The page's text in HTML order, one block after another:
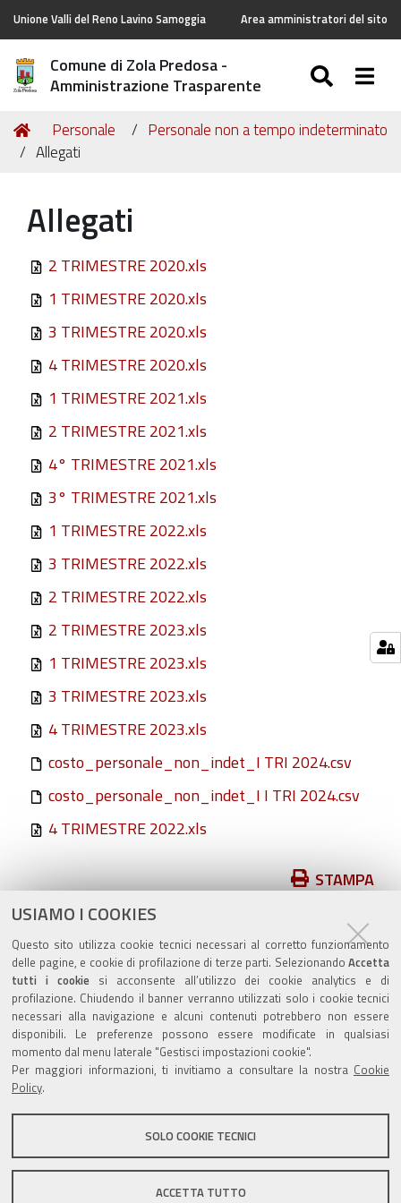
USIAMO I COOKIES
Questo sito utilizza cookie tecnici necessari al corretto funzionamento
delle pagine, e cookie di profilazione di terze parti. Selezionando Accetta
tutti i cookiesi acconsente all’utilizzo dei cookie analytics e di
profilazione. Chiudendo il banner verranno utilizzati solo i cookie tecnici
necessari alla navigazione e alcuni contenuti potrebbero non essere
disponibili. Le preferenze possono essere modificate in qualsiasi
momento dal menu laterale "Gestisci impostazioni cookie".
Per maggiori informazioni, ti invitiamo a consultare la nostra Cookie
Policy.
SOLO COOKIE TECNICI
ACCETTA TUTTO
Unione Valli del Reno Lavino Samoggia Area amministratori del sito
Comune di Zola Predosa -
Amministrazione Trasparente
Tu
sei
Home
Personale
Personale non a tempo indeterminato
Allegati
Allegati
2 TRIMESTRE 2020.xls
1 TRIMESTRE 2020.xls
3 TRIMESTRE 2020.xls
4 TRIMESTRE 2020.xls
1 TRIMESTRE 2021.xls
2 TRIMESTRE 2021.xls
4° TRIMESTRE 2021.xls
3° TRIMESTRE 2021.xls
1 TRIMESTRE 2022.xls
3 TRIMESTRE 2022.xls
2 TRIMESTRE 2022.xls
2 TRIMESTRE 2023.xls
1 TRIMESTRE 2023.xls
3 TRIMESTRE 2023.xls
4 TRIMESTRE 2023.xls
costo_personale_non_indet_I TRI 2024.csv
costo_personale_non_indet_I I TRI 2024.csv
4 TRIMESTRE 2022.xls
Azioni
sul
documento
STAMPA
pubblicato il29/07/2020
ultima modifica28/08/2024
Valuta questo sito
Sito istituzionale Comune di Zola Predosa